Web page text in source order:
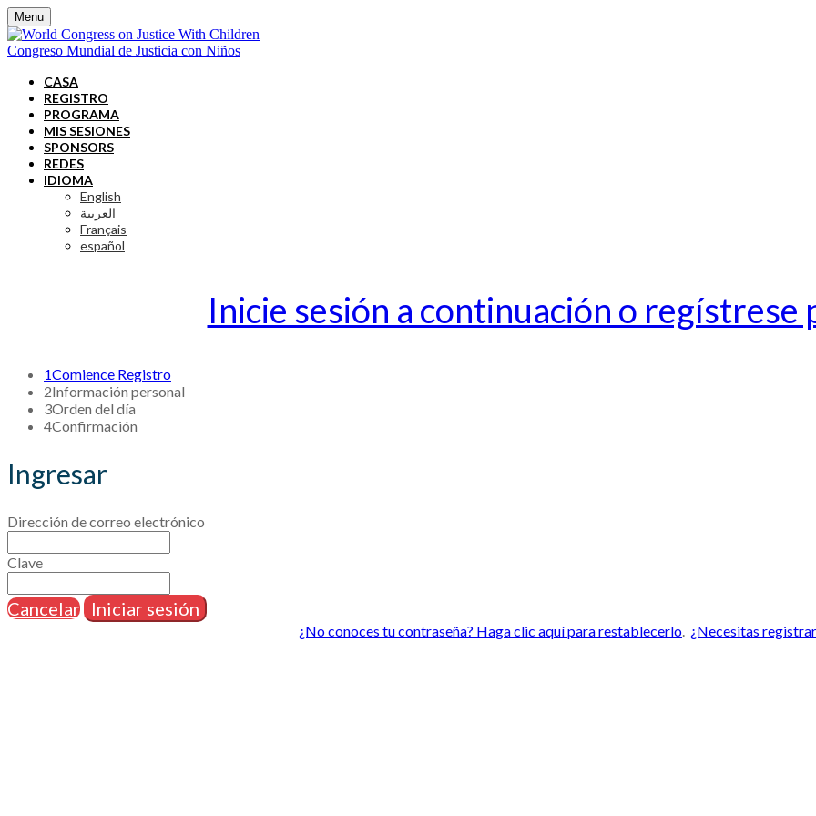
Menu
Congreso Mundial de Justicia con Niños
CASA
REGISTRO
PROGRAMA
MIS SESIONES
SPONSORS
REDES
IDIOMA
English
العربية
Français
español
Inicie sesión a continuación o regístrese
1Comience Registro
2Información personal
3Orden del día
4Confirmación
Ingresar
Dirección de correo electrónico
Clave
Cancelar Iniciar sesión
¿No conoces tu contraseña? Haga clic aquí para restablecerlo ¿Necesitas